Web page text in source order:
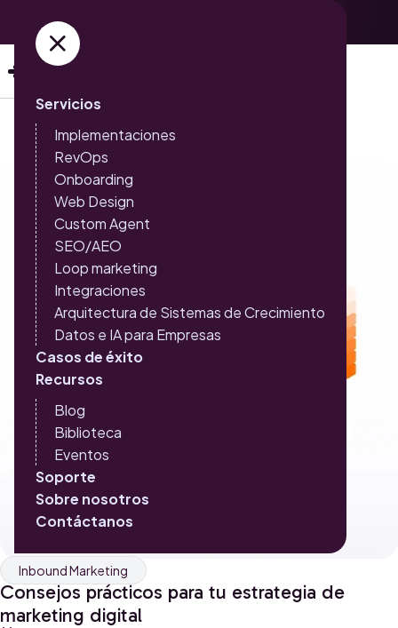
Servicios
Implementaciones
RevOps
Onboarding
Web Design
Custom Agent
SEO/AEO
Loop marketing
Integraciones
Arquitectura de Sistemas de Crecimiento
Datos e IA para Empresas
Casos de éxito
Recursos
Blog
Biblioteca
Eventos
Soporte
Sobre nosotros
Contáctanos
Inbound Marketing
Consejos prácticos para tu estrategia de
marketing digital